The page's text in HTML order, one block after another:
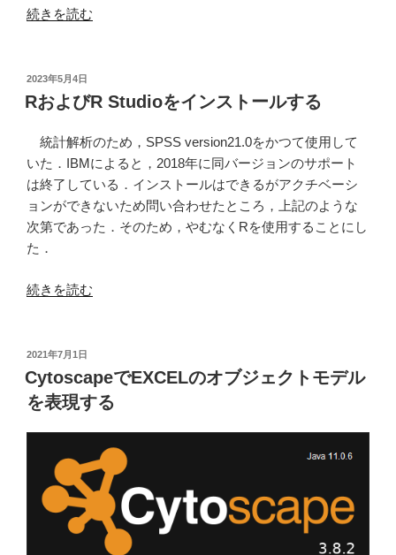
“SQL
Studio
21
ン
ス
ト
ー
ル
る”
続きを読む
投
稿
日:
2023年5月4日
RおよびR Studioをインストールする
統計解析のため，SPSS version21.0をかつて使用して
いた．IBMによると，2018年に同バージョンのサポート
は終了している．インストールはできるがアクチベーシ
ョンができないため問い合わせたところ，上記のような
次第であった．そのため，やむなくRを使用することにし
た．
“R
び
R
Studio
を
イ
続きを読む
投
稿
日:
2021年7月1日
CytoscapeでEXCELのオブジェクトモデル
を表現する